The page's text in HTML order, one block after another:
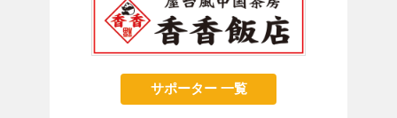
サポーター 一覧